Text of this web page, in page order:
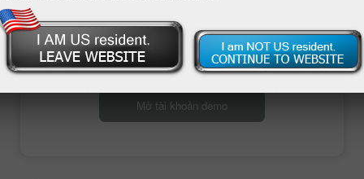
Mở tài khoản giao dịch
Mở tài khoản demo